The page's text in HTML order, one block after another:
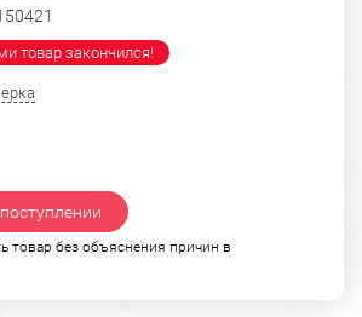
товар закончился!
товар без объяснения причин в